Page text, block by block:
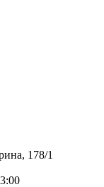
178/1